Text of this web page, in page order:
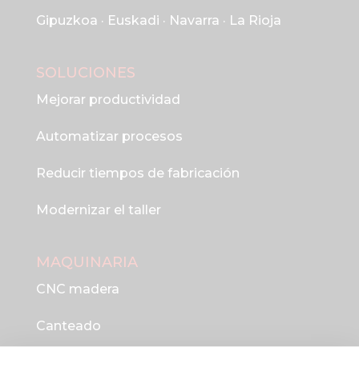
Gipuzkoa · Euskadi · Navarra · La Rioja
SOLUCIONES
Mejorar productividad
Automatizar procesos
Reducir tiempos de fabricación
Modernizar el taller
MAQUINARIA
CNC madera
Canteado